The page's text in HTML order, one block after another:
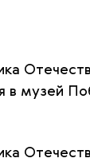
в музей